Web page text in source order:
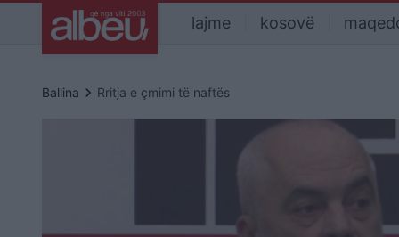
lajme kosovë
Ballina keyboard_arrow_right Rritja e çmimi të naftës